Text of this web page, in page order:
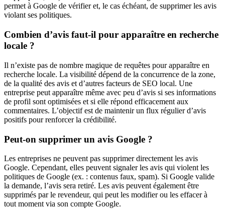
permet à Google de vérifier et, le cas échéant, de supprimer les avis
violant ses politiques.
Combien d’avis faut-il pour apparaître en recherche
locale ?
Il n’existe pas de nombre magique de requêtes pour apparaître en
recherche locale. La visibilité dépend de la concurrence de la zone,
de la qualité des avis et d’autres facteurs de SEO local. Une
entreprise peut apparaître même avec peu d’avis si ses informations
de profil sont optimisées et si elle répond efficacement aux
commentaires. L’objectif est de maintenir un flux régulier d’avis
positifs pour renforcer la crédibilité.
Peut-on supprimer un avis Google ?
Les entreprises ne peuvent pas supprimer directement les avis
Google. Cependant, elles peuvent signaler les avis qui violent les
politiques de Google (ex. : contenus faux, spam). Si Google valide
la demande, l’avis sera retiré. Les avis peuvent également être
supprimés par le revendeur, qui peut les modifier ou les effacer à
tout moment via son compte Google.